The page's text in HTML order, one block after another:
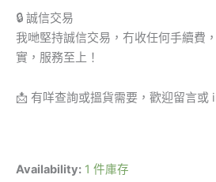
🔒 誠信交易
我哋堅持誠信交易，冇收任何手續費
實，服務至上！
📩 有咩查詢或搵貨需要，歡迎留言或
Availability: 1 件庫存